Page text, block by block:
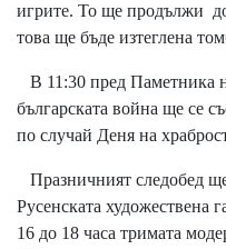
игрите. То ще продължи
това ще бъде изтеглена
В 11:30 пред Паметника
българската война ще се
по случай Деня на
Празничният следобед
Русенската художествена
16 до 18 часа тримата